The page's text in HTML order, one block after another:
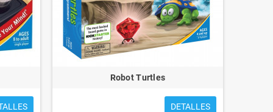
Robot Turtles
DETALLES